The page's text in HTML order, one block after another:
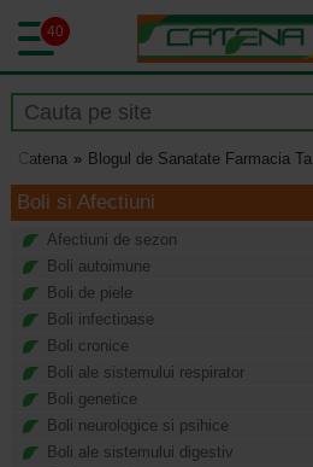
40
Catena Blogul de Sanatate Farmacia Ta
Boli si Afectiuni
Afectiuni de sezon
Boli autoimune
Boli de piele
Boli infectioase
Boli cronice
Boli ale sistemului respirator
Boli genetice
Boli neurologice si psihice
Boli ale sistemului digestiv